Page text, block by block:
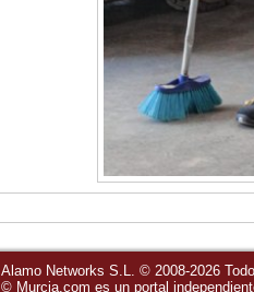
Alamo Networks S.L. © 2008-2026
© Murcia.com es un portal